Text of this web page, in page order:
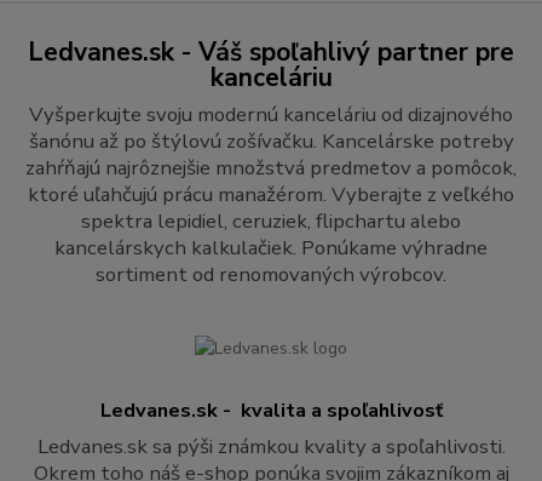
Ledvanes.sk - Váš spoľahlivý partner pre
kanceláriu
Vyšperkujte svoju modernú kanceláriu od dizajnového
šanónu až po štýlovú zošívačku. Kancelárske potreby
zahŕňajú najrôznejšie množstvá predmetov a pomôcok,
ktoré uľahčujú prácu manažérom. Vyberajte z veľkého
spektra lepidiel, ceruziek, flipchartu alebo
kancelárskych kalkulačiek. Ponúkame výhradne
sortiment od renomovaných výrobcov.
Ledvanes.sk - kvalita a spoľahlivosť
Ledvanes.sk sa pýši známkou kvality a spoľahlivosti.
Okrem toho náš e-shop ponúka svojim zákazníkom aj